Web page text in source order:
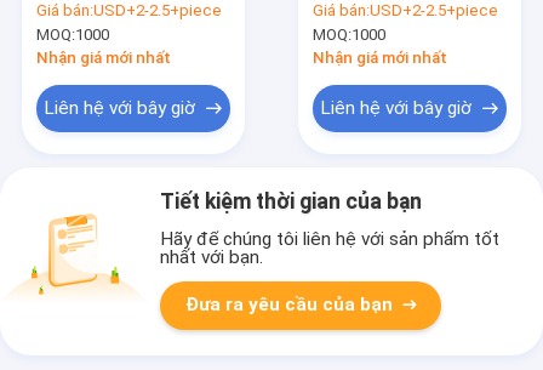
Rotary Guitar Chiết
Áp
Giá bán:USD+2-2.5+piece
MOQ:1000
Nhận giá mới nhất
Liên hệ với bây giờ
Giá bán:USD+2-2.5+piece
MOQ:1000
Nhận giá mới nhất
Liên hệ với bây giờ
Tiết kiệm thời gian của bạn
Hãy để chúng tôi liên hệ với sản phẩm tốt
nhất với bạn.
Đưa ra yêu cầu của bạn